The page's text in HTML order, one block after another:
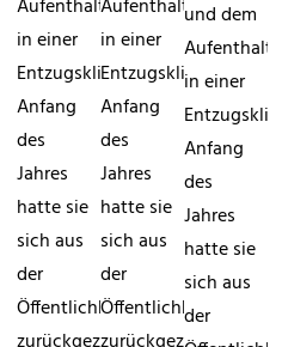
Aufenthalt
in einer
Entzugsklinik
Anfang
des
Jahres
hatte sie
sich aus
der
Öffentlichkeit
Aufenthalt
in einer
Entzugsklinik
Anfang
des
Jahres
hatte sie
sich aus
der
Öffentlichkeit
und dem
Aufenthalt
in einer
Entzugsklinik
Anfang
des
Jahres
hatte sie
sich aus
der